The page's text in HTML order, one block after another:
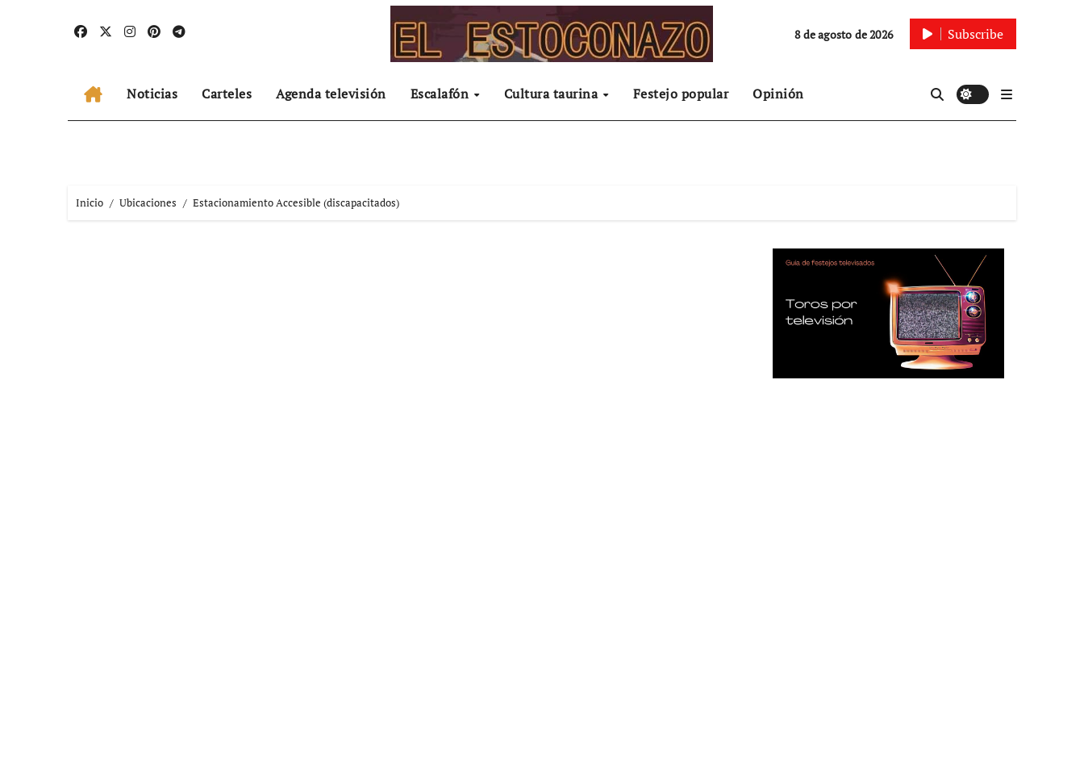
8 de agosto de 2026 Subscribe
Noticias Carteles Agenda televisión Escalafón Cultura taurina Festejo popular Opinión
Inicio Ubicaciones Estacionamiento Accesible (discapacitados)